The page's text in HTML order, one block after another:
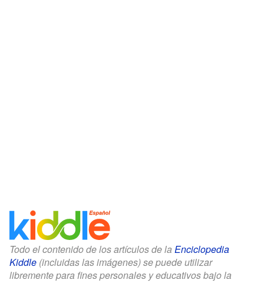
Todo el contenido de los artículos de la Enciclopedia
Kiddle (incluidas las imágenes) se puede utilizar
libremente para fines personales y educativos bajo la